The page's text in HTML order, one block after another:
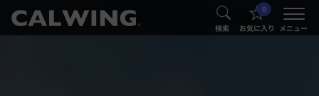
® 検索
0
お気に入り メニュー
®